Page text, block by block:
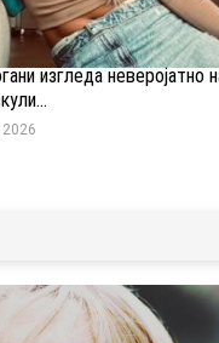
изгледа неверојатно
2026